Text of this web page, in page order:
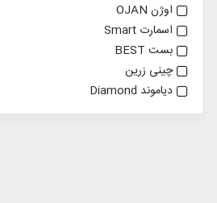
اوژن OJAN
اسمارت Smart
بست BEST
چینی زرین
دیاموند Diamond